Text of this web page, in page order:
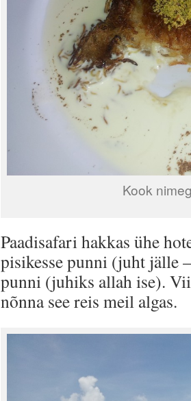
Kook
Paadisafari hakkas ühe
pisikesse punni (juht jälle
punni (juhiks allah ise).
nõnna see reis meil algas.